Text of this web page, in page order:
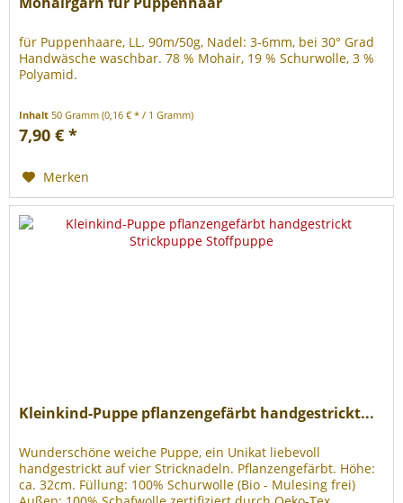
für Puppenhaare, LL. 90m/50g, Nadel: 3-6mm, bei 30° Grad
Handwäsche waschbar. 78 % Mohair, 19 % Schurwolle, 3 %
Polyamid.
Inhalt 50 Gramm(0,16 € * / 1 Gramm)
7,90 € *
Merken
Kleinkind-Puppe pflanzengefärbt handgestrickt...
Wunderschöne weiche Puppe, ein Unikat liebevoll
handgestrickt auf vier Stricknadeln. Pflanzengefärbt. Höhe:
ca. 32cm. Füllung: 100% Schurwolle (Bio - Mulesing frei)